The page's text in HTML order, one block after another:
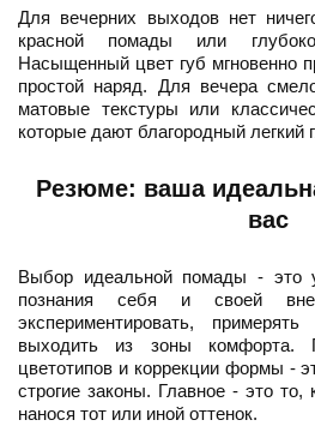
Для вечерних выходов нет
красной помады или
Насыщенный цвет губ мгновенно
простой наряд. Для вечера
матовые текстуры или
которые дают благородный легкий
Резюме: ваша
вас
Выбор идеальной помады - это
познания себя и своей
экспериментировать,
выходить из зоны комфорта.
цветотипов и коррекции формы -
строгие законы. Главное - это то,
нанося тот или иной оттенок.